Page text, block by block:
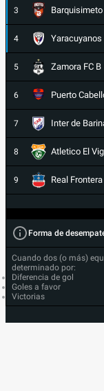
3 Barquisimeto
4 Yaracuyanos
5 Zamora FC B
6 Puerto
7 Inter de
8 Atletico El
9 Real Frontera
Forma de
Cuando dos (o más)
determinado por:
Diferencia de gol
Goles a favor
Victorias